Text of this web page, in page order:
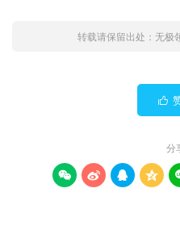
转载请保留出处： 无极

分
   